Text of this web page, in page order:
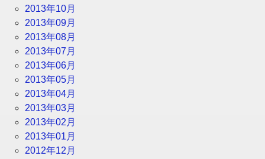
2013年10月
2013年09月
2013年08月
2013年07月
2013年06月
2013年05月
2013年04月
2013年03月
2013年02月
2013年01月
2012年12月